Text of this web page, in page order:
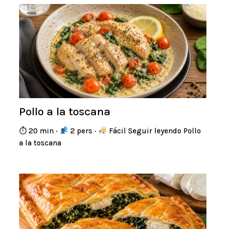
Pollo a la toscana
⏱ 20 min · 2 pers ·
Fácil Seguir leyendo Pollo
a la toscana